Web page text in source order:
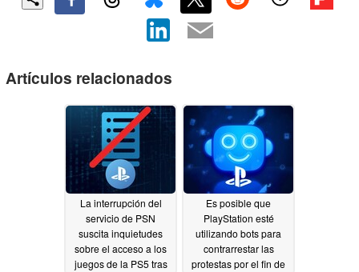
Artículos relacionados
La interrupción del
servicio de PSN
suscita inquietudes
sobre el acceso a los
juegos de la PS5 tras
Es posible que
PlayStation esté
utilizando bots para
contrarrestar las
protestas por el fin de